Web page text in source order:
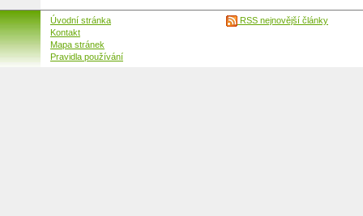
Úvodní stránka
Kontakt
Mapa stránek
Pravidla používání
RSS nejnovější články